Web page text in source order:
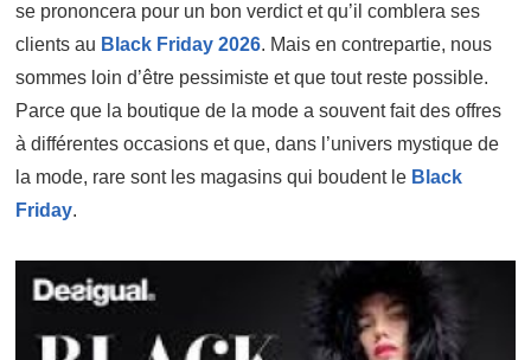
se prononcera pour un bon verdict et qu’il comblera ses
clients au Black Friday 2026. Mais en contrepartie, nous
sommes loin d’être pessimiste et que tout reste possible.
Parce que la boutique de la mode a souvent fait des offres
à différentes occasions et que, dans l’univers mystique de
la mode, rare sont les magasins qui boudent le Black
Friday.